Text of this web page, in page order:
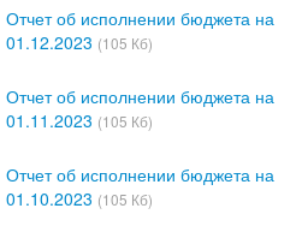
Отчет об исполнении бюджета на
01.12.2023 (105 Кб)
Отчет об исполнении бюджета на
01.11.2023 (105 Кб)
Отчет об исполнении бюджета на
01.10.2023 (105 Кб)